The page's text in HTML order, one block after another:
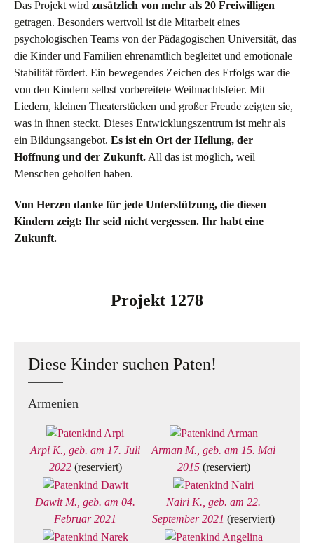
Das Projekt wird zusätzlich von mehr als 20 Freiwilligen
getragen. Besonders wertvoll ist die Mitarbeit eines
psychologischen Teams von der Pädagogischen Universität, das
die Kinder und Familien ehrenamtlich begleitet und emotionale
Stabilität fördert. Ein bewegendes Zeichen des Erfolgs war die
von den Kindern selbst vorbereitete Weihnachtsfeier. Mit
Liedern, kleinen Theaterstücken und großer Freude zeigten sie,
was in ihnen steckt. Dieses Entwicklungszentrum ist mehr als
ein Bildungsangebot. Es ist ein Ort der Heilung, der
Hoffnung und der Zukunft. All das ist möglich, weil
Menschen geholfen haben.
Von Herzen danke für jede Unterstützung, die diesen
Kindern zeigt: Ihr seid nicht vergessen. Ihr habt eine
Zukunft.
Projekt 1278
Diese Kinder suchen Paten!
Armenien
Arpi K., geb. am 17. Juli
2022(reserviert)
Arman M., geb. am 15. Mai
2015(reserviert)
Dawit M., geb. am 04.
Februar 2021
Nairi K., geb. am 22.
September 2021 (reserviert)